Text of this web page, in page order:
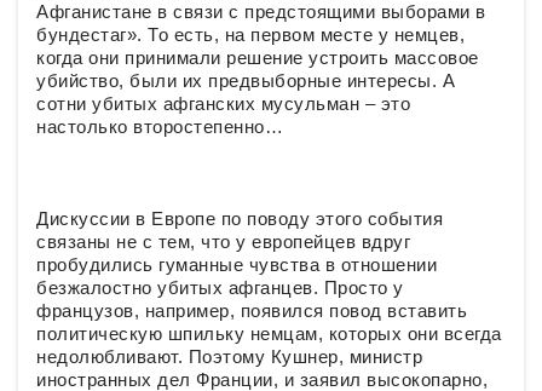
Афганистане в связи с предстоящими выборами в
бундестаг». То есть, на первом месте у немцев,
когда они принимали решение устроить массовое
убийство, были их предвыборные интересы. А
сотни убитых афганских мусульман – это
настолько второстепенно…
Дискуссии в Европе по поводу этого события
связаны не с тем, что у европейцев вдруг
пробудились гуманные чувства в отношении
безжалостно убитых афганцев. Просто у
французов, например, появился повод вставить
политическую шпильку немцам, которых они всегда
недолюбливают. Поэтому Кушнер, министр
иностранных дел Франции, и заявил высокопарно,